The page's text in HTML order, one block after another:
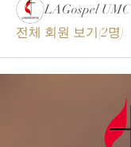
LAGospel UMC
전체 회원 보기(2명)